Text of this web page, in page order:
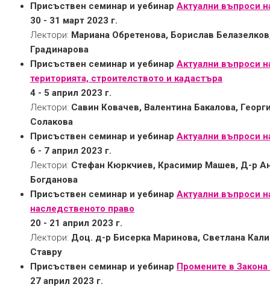
Присъствен семинар и уебинар Актуални въпроси
30 - 31 март 2023 г.
Лектори: Мариана Обретенова, Борислав
Градинарова
Присъствен семинар и уебинар Актуални въпроси
територията, строителството и кадастъра
4 - 5 април 2023 г.
Лектори: Савин Ковачев, Валентина Бакалова,
Солакова
Присъствен семинар и уебинар Актуални въпроси
6 - 7 април 2023 г.
Лектори: Стефан Кюркчиев, Красимир Машев, Д-р
Богданова
Присъствен семинар и уебинар Актуални въпроси
наследственото право
20 - 21 април 2023 г.
Лектори: Доц. д-р Бисерка Маринова, Светлана
Ставру
Присъствен семинар и уебинар Промените в
27 април 2023 г.